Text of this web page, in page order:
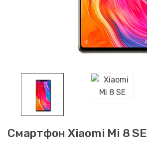
Смартфон Xiaomi Mi 8 SE